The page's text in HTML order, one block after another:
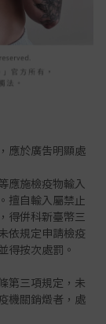
應於廣告明顯處
應施檢疫物輸入
擅自輸入屬禁止
得併科新臺幣三
依規定申請檢疫
得按次處罰。
第三項規定，未
機關銷燬者，處